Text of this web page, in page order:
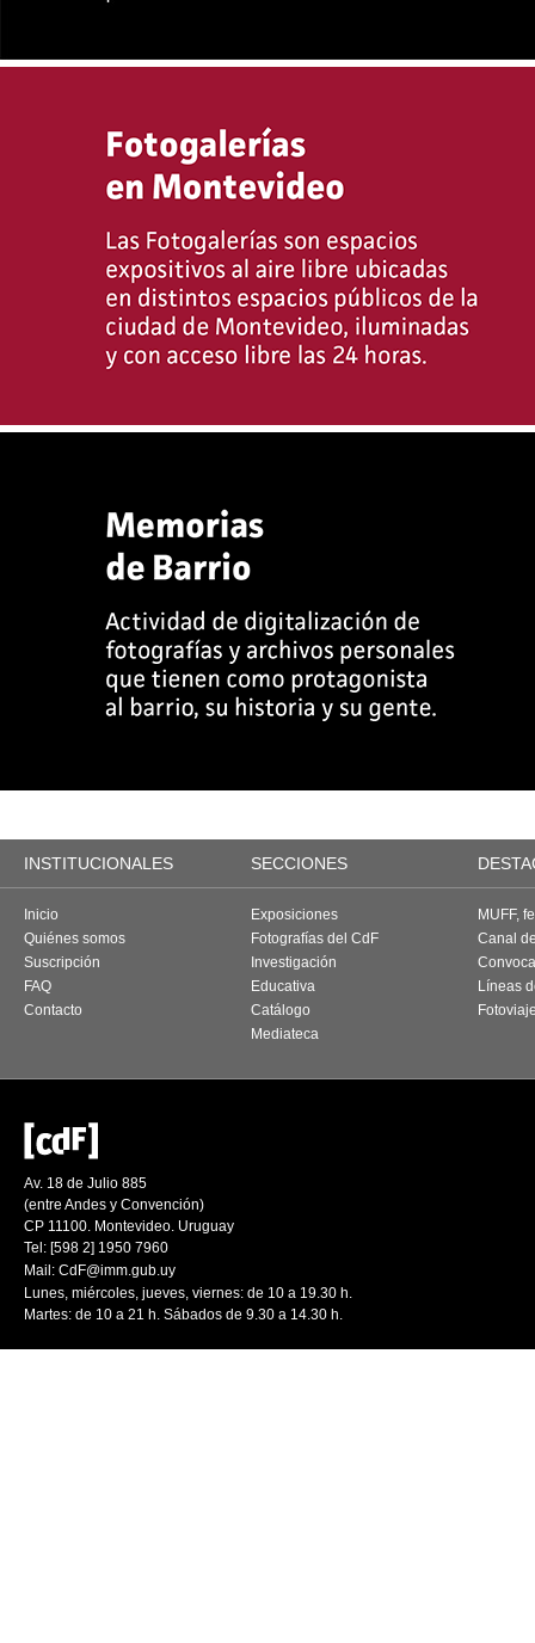
INSTITUCIONALES SECCIONES
Inicio
Quiénes somos
Suscripción
FAQ
Contacto
Exposiciones
Fotografías del CdF
Investigación
Educativa
Catálogo
Mediateca
MUFF,
Canal
Líneas
Av. 18 de Julio 885
(entre Andes y Convención)
CP 11100. Montevideo. Uruguay
Tel: [598 2] 1950 7960
Mail: CdF@imm.gub.uy
Lunes, miércoles, jueves, viernes: de 10 a 19.30 h.
Martes: de 10 a 21 h. Sábados de 9.30 a 14.30 h.